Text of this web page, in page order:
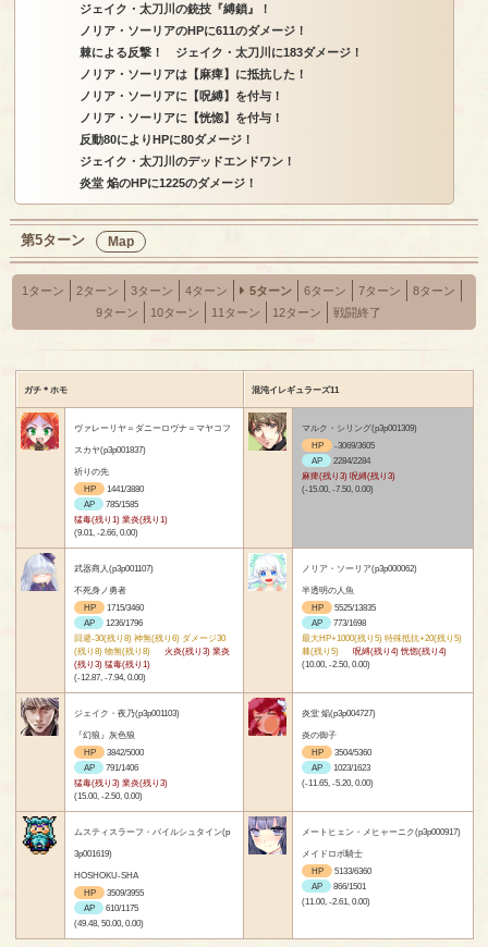
ジェイク・太刀川の銃技『縛鎖』！
ノリア・ソーリアのHPに611のダメージ！
棘による反撃！ ジェイク・太刀川に183ダメージ！
ノリア・ソーリアは【麻痺】に抵抗した！
ノリア・ソーリアに【呪縛】を付与！
ノリア・ソーリアに【恍惚】を付与！
反動80によりHPに80ダメージ！
ジェイク・太刀川のデッドエンドワン！
炎堂 焔のHPに1225のダメージ！
第5ターン Map
1ターン 2ターン 3ターン 4ターン 5ターン 6ターン 7ターン
8ターン
9ターン
10ターン 11ターン 12ターン 戦闘終了
ガチ＊ホモ 混沌イレギュラーズ11
ヴァレーリヤ＝ダニーロヴナ＝マヤコフ
スカヤ(p3p001837)
祈りの先
HP
1441/3880
AP
785/1585
猛毒(残り1) 業炎(残り1)
(9.01, -2.66, 0.00)
マルク・シリング(p3p001309)
HP
-3069/3605
AP
2284/2284
麻痺(残り3) 呪縛(残り3)
(-15.00, -7.50, 0.00)
武器商人(p3p001107)
不死身ノ勇者
HP
1715/3460
AP
1236/1796
回避-30(残り8) 神無(残り6) ダメージ30
(残り8) 物無(残り8)
火炎(残り3) 業炎
(残り3) 猛毒(残り1)
(-12.87, -7.94, 0.00)
ノリア・ソーリア(p3p000062)
半透明の人魚
HP
5525/13835
AP
773/1698
最大HP+1000(残り5) 特殊抵抗+20(残り5)
棘(残り5)
呪縛(残り4) 恍惚(残り4)
(10.00, -2.50, 0.00)
ジェイク・夜乃(p3p001103)
『幻狼』灰色狼
HP
3842/5000
AP
791/1406
猛毒(残り3) 業炎(残り3)
(15.00, -2.50, 0.00)
炎堂 焔(p3p004727)
炎の御子
HP
3504/5360
AP
1023/1623
(-11.65, -5.20, 0.00)
ムスティスラーフ・バイルシュタイン(p
3p001619)
HOSHOKU-SHA
HP
3509/3955
AP
610/1175
(49.48, 50.00, 0.00)
メートヒェン・メヒャーニク(p3p000917)
メイドロボ騎士
HP
5133/6360
AP
866/1501
(11.00, -2.61, 0.00)